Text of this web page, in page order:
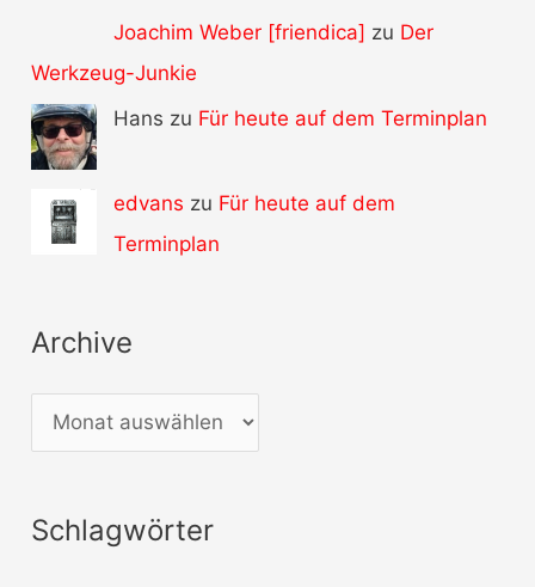
Joachim Weber [friendica] zu Der
Werkzeug-Junkie
Hans zu Für heute auf dem Terminplan
edvans zu Für heute auf dem
Terminplan
Archive
r
h
Schlagwörter